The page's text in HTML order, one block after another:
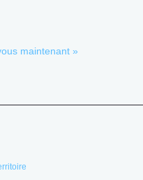
maintenant »